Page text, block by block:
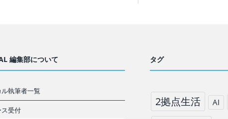
編集部について
執筆者一覧
受付
タグ
2拠点生活 AI